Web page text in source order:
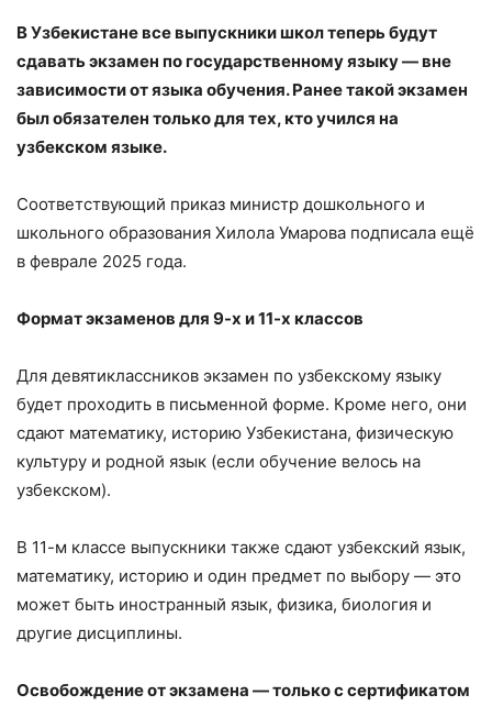
В Узбекистане все выпускники школ теперь будут
сдавать экзамен по государственному языку — вне
зависимости от языка обучения. Ранее такой экзамен
был обязателен только для тех, кто учился на
узбекском языке.
Соответствующий приказ министр дошкольного и
школьного образования Хилола Умарова подписала ещё
в феврале 2025 года.
Формат экзаменов для 9-х и 11-х классов
Для девятиклассников экзамен по узбекскому языку
будет проходить в письменной форме. Кроме него, они
сдают математику, историю Узбекистана, физическую
культуру и родной язык (если обучение велось на
узбекском).
В 11-м классе выпускники также сдают узбекский язык,
математику, историю и один предмет по выбору — это
может быть иностранный язык, физика, биология и
другие дисциплины.
Освобождение от экзамена — только с сертификатом